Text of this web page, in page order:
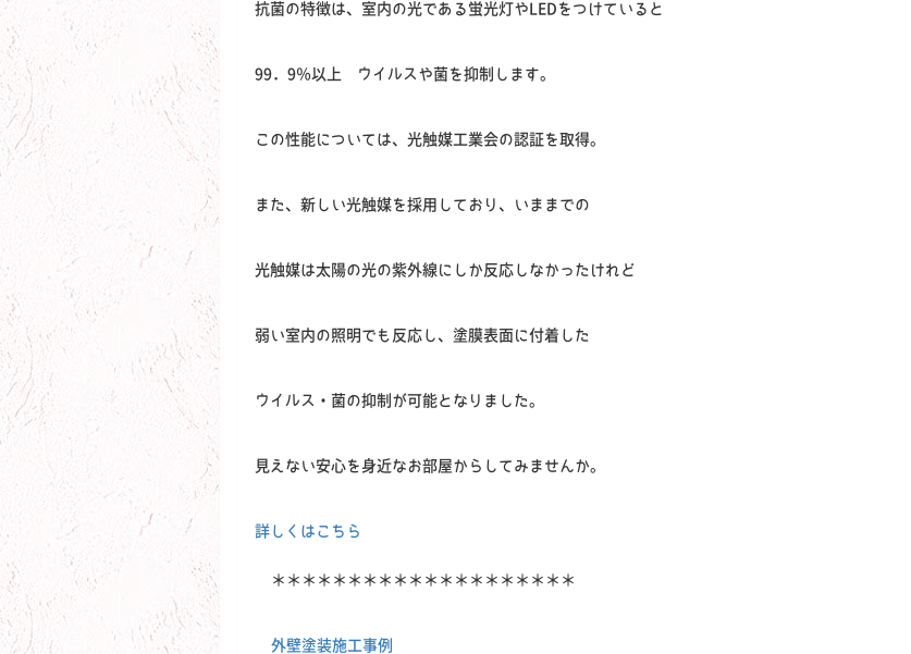
抗菌の特徴は、室内の光である蛍光灯やLEDをつけていると
99．9％以上 ウイルスや菌を抑制します。
この性能については、光触媒工業会の認証を取得。
また、新しい光触媒を採用しており、いままでの
光触媒は太陽の光の紫外線にしか反応しなかったけれど
弱い室内の照明でも反応し、塗膜表面に付着した
ウイルス・菌の抑制が可能となりました。
見えない安心を身近なお部屋からしてみませんか。
詳しくはこちら
＊＊＊＊＊＊＊＊＊＊＊＊＊＊＊＊＊＊＊＊
外壁塗装施工事例